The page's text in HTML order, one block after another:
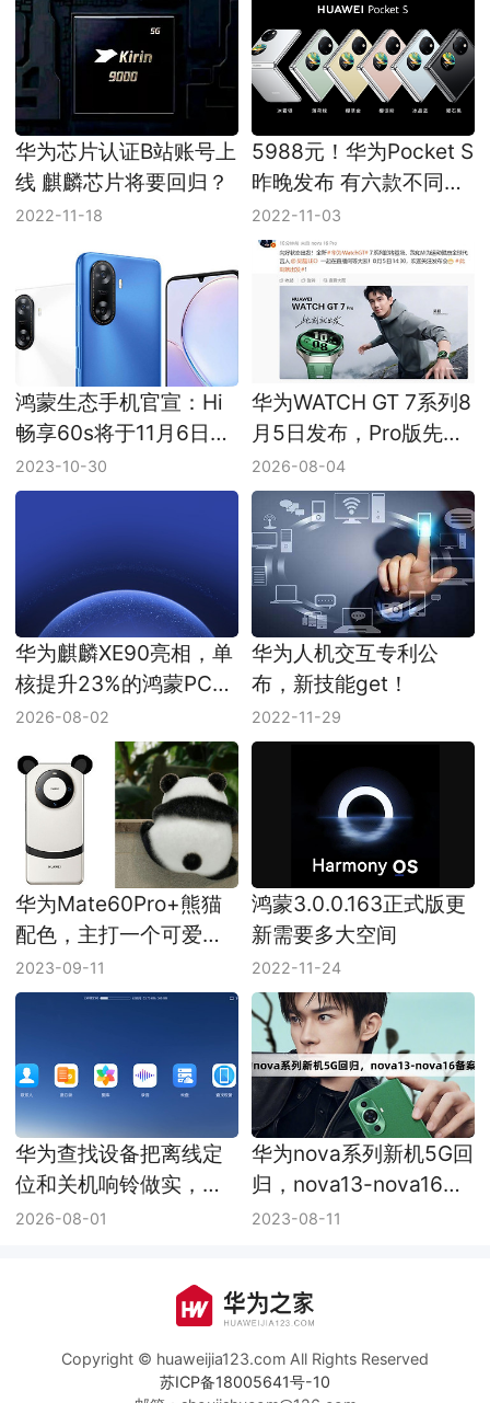
华为芯片认证B站账号上
线 麒麟芯片将要回归？
2022-11-18
5988元！华为Pocket S
昨晚发布 有六款不同配
色可选择
2022-11-03
鸿蒙生态手机官宣：Hi
畅享60s将于11月6日正
式发布
2023-10-30
华为WATCH GT 7系列8
月5日发布，Pro版先把
钛壳和玄玑感知系统拉
满
2026-08-04
华为麒麟XE90亮相，单
核提升23%的鸿蒙PC芯
片先冲能效和AI
2026-08-02
华为人机交互专利公
布，新技能get！
2022-11-29
华为Mate60Pro+熊猫
配色，主打一个可爱画
风
2023-09-11
鸿蒙3.0.0.163正式版更
新需要多大空间
2022-11-24
华为查找设备把离线定
位和关机响铃做实，手
机耳机丢了更好找
2026-08-01
华为nova系列新机5G回
归，nova13-nova16备
案型号均为5G
2023-08-11
Copyright © huaweijia123.com All Rights Reserved
苏ICP备18005641号-10